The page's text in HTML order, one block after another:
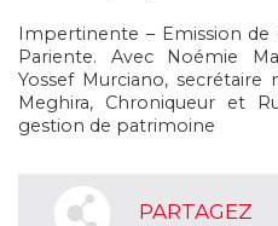
Impertinente – Emission de
Pariente. Avec Noémie
Yossef Murciano,
Meghira, Chroniqueur et
gestion de patrimoine
PARTAGEZ